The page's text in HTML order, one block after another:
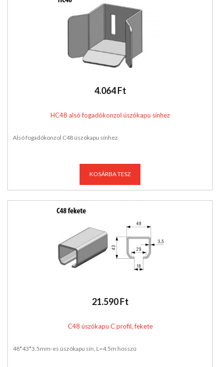
4.064 Ft
HC48 alsó fogadókonzol úszókapu sínhez
Alsó fogadókonzol C48 úszókapu sínhez
KOSÁRBA TESZ
21.590 Ft
C48 úszókapu C profil, fekete
48*43*3.5mm-es úszókapu sín, L=4.5m hosszú